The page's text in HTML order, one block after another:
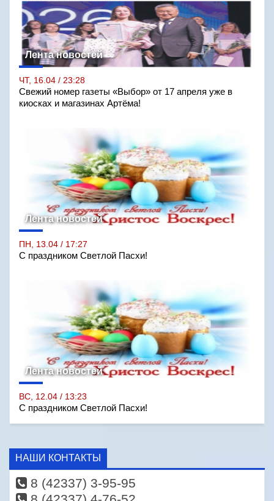
Лента новостей
ЧТ, 16.04 / 23:28
Свежий номер газеты «Выбор» от 17 апреля уже в
киосках и магазинах Артёма!
Лента новостей
ПН, 13.04 / 17:27
С праздником Светлой Пасхи!
Лента новостей
ВС, 12.04 / 13:23
С праздником Светлой Пасхи!
НАШИ КОНТАКТЫ
8 (42337) 3-95-95